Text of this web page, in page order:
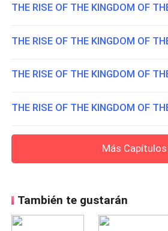
THE RISE OF THE KINGDOM OF
THE RISE OF THE KINGDOM OF
THE RISE OF THE KINGDOM OF
THE RISE OF THE KINGDOM OF
Más Capítulos
También te gustarán